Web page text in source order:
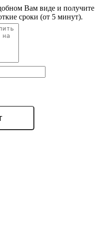
Вам виде и получите
сроки (от 5 минут).